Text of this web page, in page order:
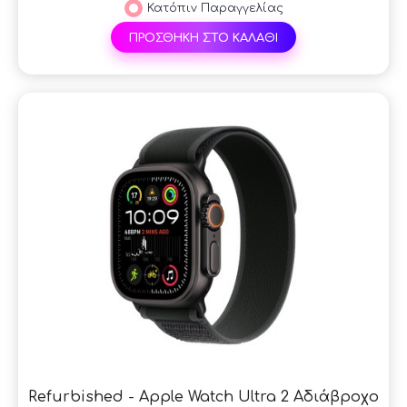
Κατόπιν Παραγγελίας
ΠΡΟΣΘΗΚΗ ΣΤΟ ΚΑΛΑΘΙ
Refurbished - Apple Watch Ultra 2 Αδιάβροχο